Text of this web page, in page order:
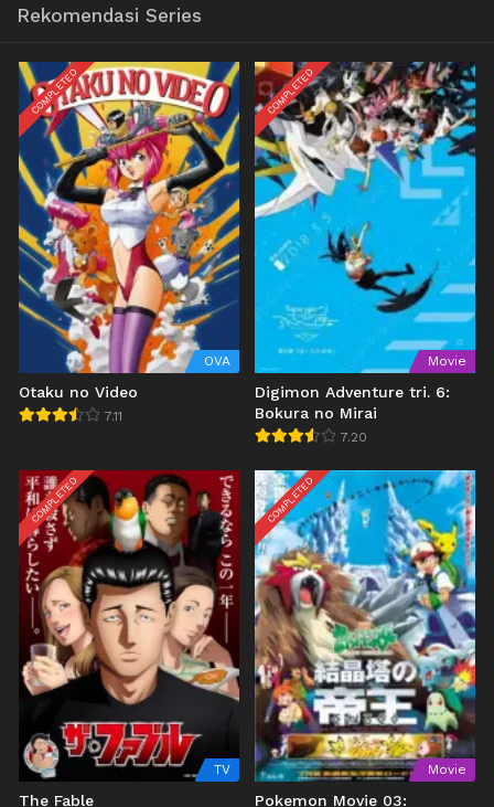
Rekomendasi Series
COMPLETED
OVA
Otaku no Video
7.11
COMPLETED
Movie
Digimon Adventure tri. 6:
Bokura no Mirai
7.20
COMPLETED
TV
The Fable
COMPLETED
Movie
Pokemon Movie 03: